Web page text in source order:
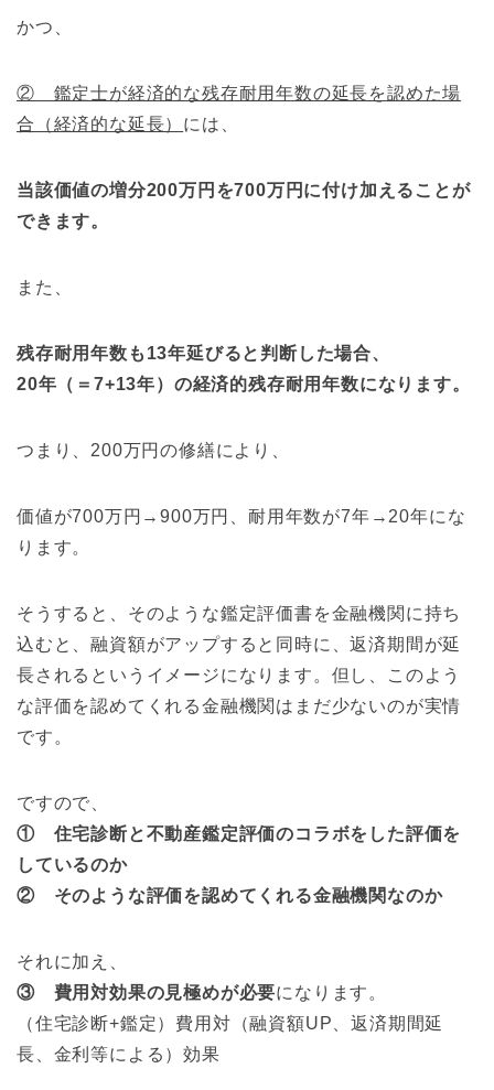
かつ、
② 鑑定士が経済的な残存耐用年数の延長を認めた場
合（経済的な延長） には、
当該価値の増分200万円を700万円に付け加えることが
できます。
また、
残存耐用年数も13年延びると判断した場合、
20年（＝7+13年）の経済的残存耐用年数になります。
つまり、200万円の修繕により、
価値が700万円→900万円、耐用年数が7年→20年にな
りま す。
そうすると、そのような鑑定評価書を金融機関に持ち
込むと、融資額がアップすると同時に、返済期間が延
長されるというイメージになります。但し、このよう
な評価を認めてくれる金融機関はまだ少ないのが実情
です。
ですので、
① 住宅診断と不動産鑑定評価のコラボをした評価を
しているのか
② そのような評価を認めてくれる金融機関なのか
それに加え、
③ 費用対効果の見極めが必要になります。
（住宅診断+鑑定）費用対（融資額UP、返済期間延
長、金利等による）効果